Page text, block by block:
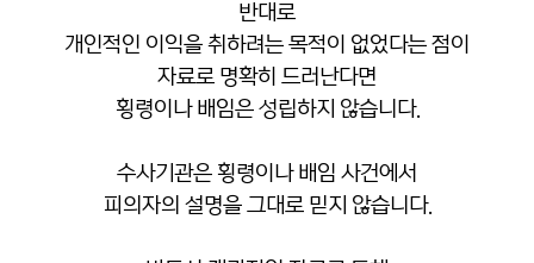
반대로
개인적인 이익을 취하려는 목적이 없었다는 점이
자료로 명확히 드러난다면
횡령이나 배임은 성립하지 않습니다.
수사기관은 횡령이나 배임 사건에서
피의자의 설명을 그대로 믿지 않습니다.